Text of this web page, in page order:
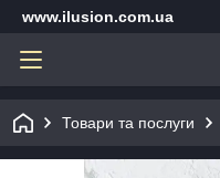
www.ilusion.com.ua
Товари та послуги